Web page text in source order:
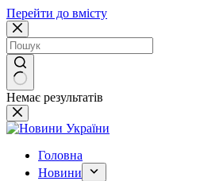
Перейти до вмісту
Немає результатів
Головна
Новини